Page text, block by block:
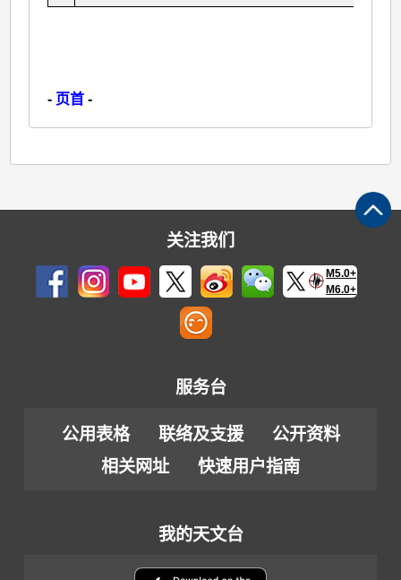
- 页首 -
关注我们
M5.0+
M6.0+
服务台
公用表格 联络及支援
公开资料
相关网址
快速用户指南
我的天文台